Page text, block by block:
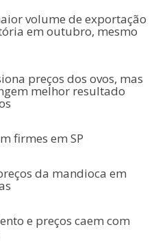
volume de exportação
em outubro, mesmo
preços dos ovos, mas
melhor resultado
firmes em SP
da mandioca em
e preços caem com